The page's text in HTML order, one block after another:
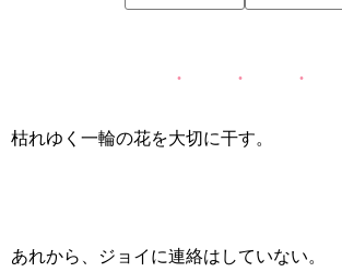
枯れゆく一輪の花を大切に干す。
あれから、ジョイに連絡はしていない。